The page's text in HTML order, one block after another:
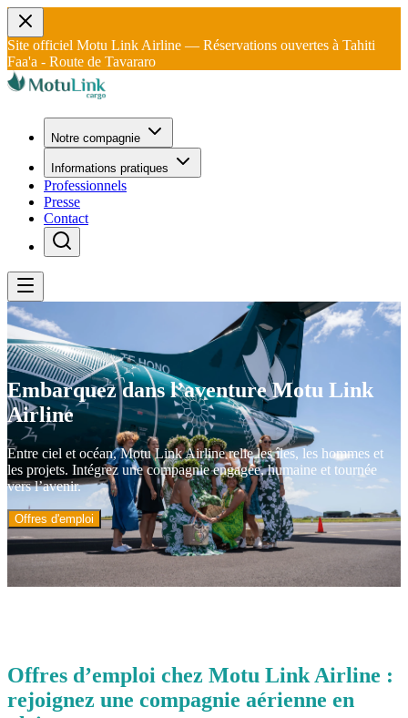
Site officiel Motu Link Airline — Réservations ouvertes à Tahiti
Faa'a - Route de Tavararo
Notre compagnie
Informations pratiques
Professionnels
Presse
Contact
Embarquez dans l’aventureMotu Link
Airline
Entre ciel et océan, Motu Link Airline relie les îles, les hommes et
les projets. Intégrez une compagnie engagée, humaine et tournée
vers l’avenir.
Offres d'emploi
Offres d’emploi chez Motu Link Airline :
rejoignez une compagnie aérienne en